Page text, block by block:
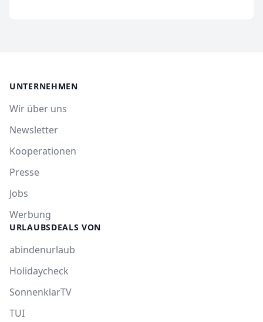
UNTERNEHMEN
Wir über uns
Newsletter
Kooperationen
Presse
Jobs
Werbung
URLAUBSDEALS VON
abindenurlaub
Holidaycheck
SonnenklarTV
TUI